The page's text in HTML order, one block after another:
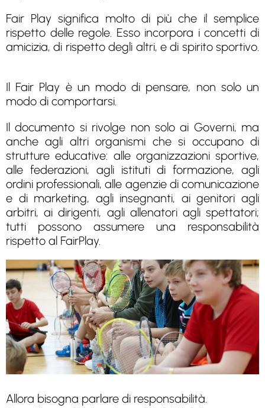
Fair Play significa molto di più che il semplice
rispetto delle regole. Esso incorpora i concetti di
amicizia, di rispetto degli altri, e di spirito sportivo.
Il Fair Play è un modo di pensare, non solo un
modo di comportarsi.
Il documento si rivolge non solo ai Governi, ma
anche agli altri organismi che si occupano di
strutture educative: alle organizzazioni sportive,
alle federazioni, agli istituti di formazione, agli
ordini professionali, alle agenzie di comunicazione
e di marketing, agli insegnanti, ai genitori agli
arbitri, ai dirigenti, agli allenatori agli spettatori;
tutti possono assumere una responsabilità
rispetto al FairPlay.
Allora bisogna parlare di responsabilità.